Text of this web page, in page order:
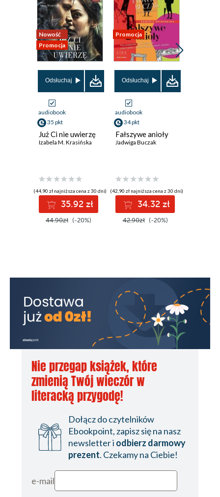
Nowość
Promocja
Odsłuchaj
audiobook
35 pkt
Już Ci nie uwierzę
Izabela M. Krasińska
(44,90 zł najniższa cena z 30 dni)
35.92 zł
44.90zł (-20%)
Promocja
Odsłuchaj
audiobook
34 pkt
Fałszywe anioły
Jadwiga Buczak
(42,90 zł najniższa cena z 30 dni)
34.32 zł
42.90zł (-20%)
Nie przegap książek, które
zmienią Twój wieczór w
literacką przygodę!
Dołącz do czytelników
Ebookpoint, zapisz się na nasz
newsletter i odbierz darmowy
prezent. Czekamy na Ciebie!
e-mail